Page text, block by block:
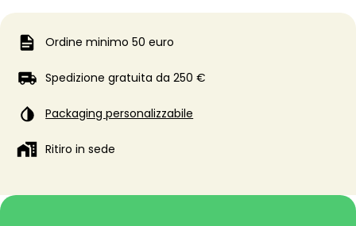
Ordine minimo 50 euro
Spedizione gratuita da 250 €
Packaging personalizzabile
Ritiro in sede